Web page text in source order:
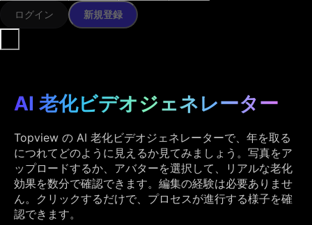
ログイン 新規登録
AI 老化ビデオジェネレーター
Topview の AI 老化ビデオジェネレーターで、年を取る
につれてどのように見えるか見てみましょう。写真をア
ップロードするか、アバターを選択して、リアルな老化
効果を数分で確認できます。編集の経験は必要ありませ
ん。クリックするだけで、プロセスが進行する様子を確
認できます。